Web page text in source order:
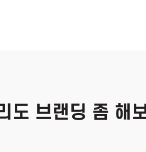
도 브랜딩 좀 해